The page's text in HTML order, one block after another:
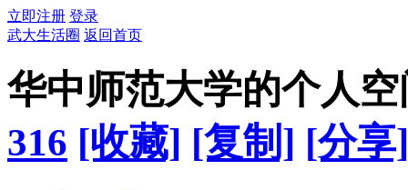
立即注册 登录
武大生活圈 返回首页
华中师范大学的个人空
316 [收藏] [复制] [分享]